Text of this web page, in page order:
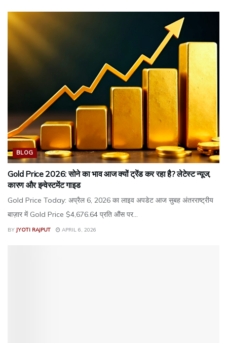
BLOG
Gold Price 2026: सोने का भाव आज क्यों ट्रेंड कर रहा है? लेटेस्ट न्यूज,
कारण और इन्वेस्टमेंट गाइड
Gold Price Today: अप्रैल 6, 2026 का लाइव अपडेट आज सुबह अंतरराष्ट्रीय
बाज़ार में Gold Price $4,676.64 प्रति औंस पर...
BY JYOTI RAJPUT APRIL 6, 2026